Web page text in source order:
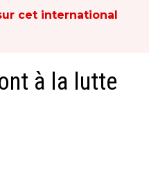
cet international
à la lutte